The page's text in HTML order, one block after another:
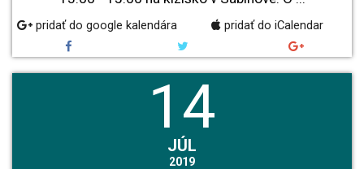
pridať do google kalendára pridať do iCalendar
14
JÚL
2019